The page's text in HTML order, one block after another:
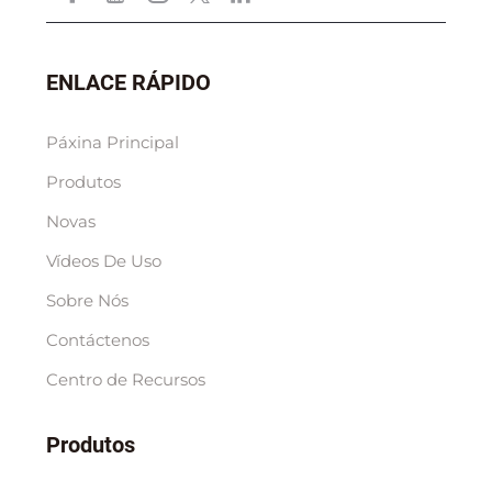
ENLACE RÁPIDO
Páxina Principal
Produtos
Novas
Vídeos De Uso
Sobre Nós
Contáctenos
Centro de Recursos
Produtos